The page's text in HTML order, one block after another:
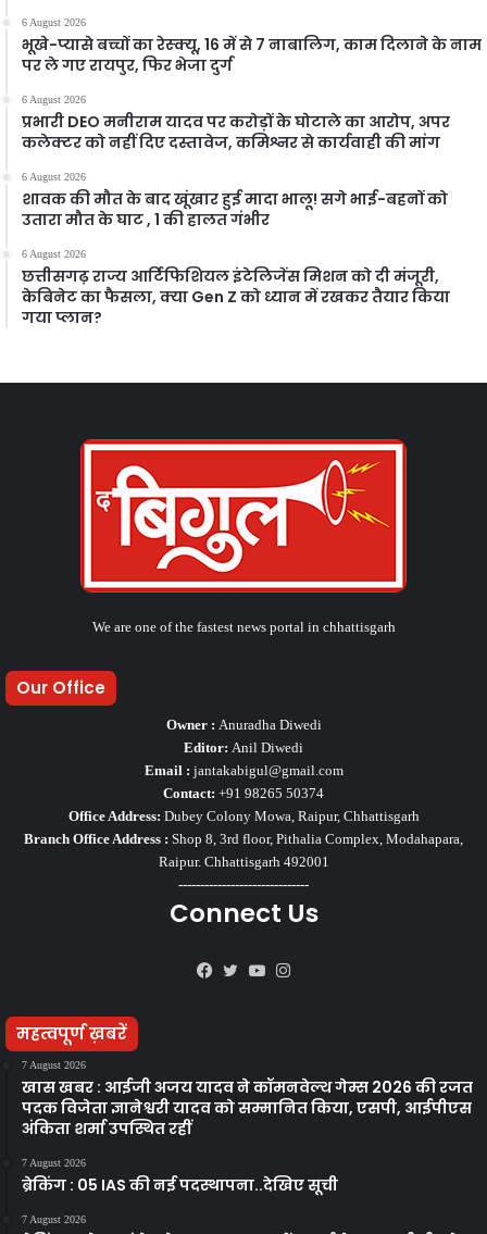
6 August 2026
भूखे-प्यासे बच्चों का रेस्क्यू, 16 में से 7 नाबालिग, काम दिलाने के नाम
पर ले गए रायपुर, फिर भेजा दुर्ग
6 August 2026
प्रभारी DEO मनीराम यादव पर करोड़ों के घोटाले का आरोप, अपर
कलेक्टर को नहीं दिए दस्तावेज, कमिश्नर से कार्यवाही की मांग
6 August 2026
शावक की मौत के बाद खूंखार हुई मादा भालू! सगे भाई-बहनों को
उतारा मौत के घाट , 1 की हालत गंभीर
6 August 2026
छत्तीसगढ़ राज्य आर्टिफिशियल इंटेलिजेंस मिशन को दी मंजूरी,
केबिनेट का फैसला, क्या Gen Z को ध्यान में रखकर तैयार किया
गया प्लान?
We are one of the fastest news portal in chhattisgarh
Our Office
Owner : Anuradha Diwedi
Editor: Anil Diwedi
Email : jantakabigul@gmail.com
Contact: +91 98265 50374
Office Address: Dubey Colony Mowa, Raipur, Chhattisgarh
Branch Office Address : Shop 8, 3rd floor, Pithalia Complex, Modahapara,
Raipur. Chhattisgarh 492001
------------------------------
Connect Us
Facebook
TwitterYouTube
महत्वपूर्ण ख़बरें
7 August 2026
खास खबर : आईजी अजय यादव ने कॉमनवेल्थ गेम्स 2026 की रजत
पदक विजेता ज्ञानेश्वरी यादव को सम्मानित किया, एसपी, आईपीएस
अंकिता शर्मा उपस्थित रहीं
7 August 2026
ब्रेकिंग : 05 IAS की नई पदस्थापना..देखिए सूची
7 August 2026